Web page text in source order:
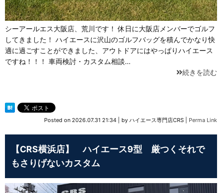
シーアールエス大阪店、荒川です！ 休日に大阪店メンバーでゴルフ
してきました！ ハイエースに沢山のゴルフバッグを積んでかなり快
適に過ごすことができました、アウトドアにはやっぱりハイエース
ですね！！！ 車両検討・カスタム相談…
続きを読む
Posted on 2026.07.31 21:34 by ハイエース専門店CRS Perma Link
【CRS横浜店】 ハイエース9型 厳つくそれで
もさりげないカスタム